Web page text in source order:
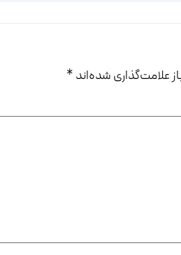
علامت‌گذاری شده‌اند*